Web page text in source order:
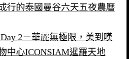
行的泰國曼谷六天五夜農曆
2－華麗無極限，美到嘆
中心ICONSIAM暹羅天地